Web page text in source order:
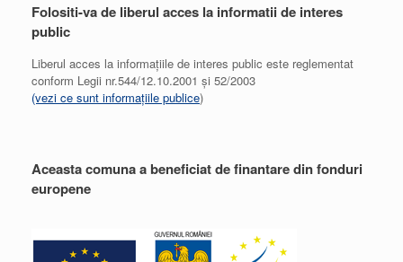
Folositi-va de liberul acces la informatii de interes
public
Liberul acces la informațiile de interes public este reglementat
conform Legii nr.544/12.10.2001 și 52/2003
(vezi ce sunt informațiile publice)
Aceasta comuna a beneficiat de finantare din fonduri
europene